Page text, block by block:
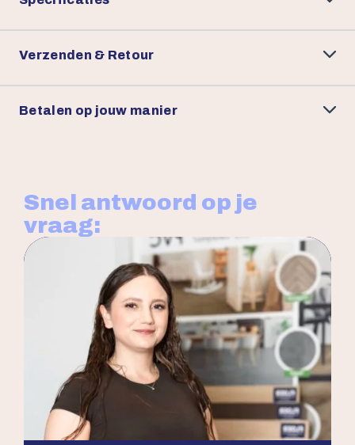
Verzenden & Retour
Betalen op jouw manier
Snel antwoord op je
vraag: